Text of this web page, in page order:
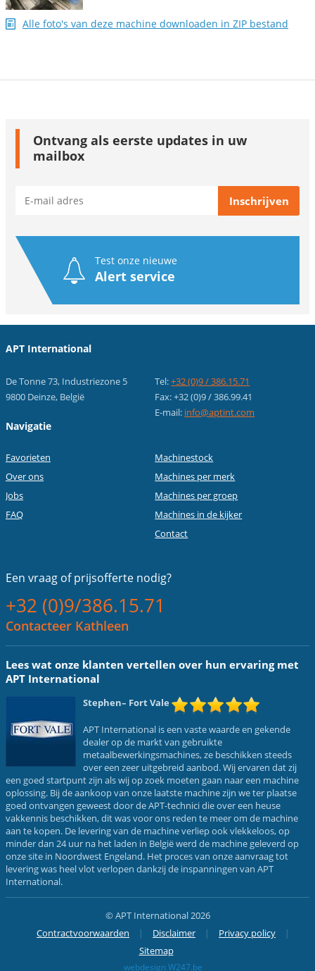
Alle foto's van deze machine downloaden in ZIP bestand
Ontvang als eerste updates in uw
mailbox
Test onze nieuwe
Alert service
APT International
De Tonne 73, Industriezone 5
9800 Deinze, België
Tel:+32 (0)9 / 386.15.71
Fax: +32 (0)9 / 386.99.41
E-mail: info@aptint.com
Navigatie
Favorieten
Over ons
Jobs
FAQ
Machinestock
Machines per merk
Machines per groep
Machines in de kijker
Contact
Een vraag ofprijsofferte nodig?
+32 (0)9/386.15.71
Contacteer Kathleen
Lees wat onze klanten vertellen over hun ervaring met
APT International
Stephen– Fort Vale
APT International is een vaste waarde en gekende
dealer op de markt van gebruikte
metaalbewerkingsmachines, ze beschikken steeds
over een zeer uitgebreid aanbod. Wij ervaren dat zij
een goed startpunt zijn als wij op zoek moeten gaan naar een machine
oplossing. Bij de aankoop van onze laatste machine zijn we ter plaatse
goed ontvangen geweest door de APT-technici die over een heuse
vakkennis beschikken, dit was voor ons reden te meer om de machine
aan te kopen. De levering van de machine verliep ook vlekkeloos, op
minder dan 24 uur na het laden in België werd de machine geleverd op
onze site in Noordwest Engeland. Het proces van onze aanvraag tot
levering was heel vlot verlopen dankzij de inspanningen van APT
International.
© APT International 2026
Contractvoorwaarden
Disclaimer
Privacy policy
Sitemap
webdesign W247.be